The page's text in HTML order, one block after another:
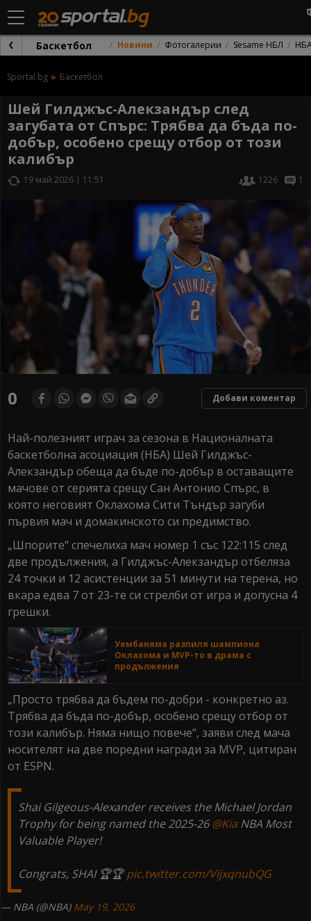
Баскетбол Новини Фотогалерии Sesame НБЛ
Sportal.bg Баскетбол
Шей Гилджъс-Алекзандър след
загубата от Спърс: Трябва да бъда по-
добър, особено срещу отбор от този
калибър
19 май 2026 | 11:51 1226 1
0 Добави коментар
Най-полезният играч за сезона в Националната
баскетболна асоциация (НБА) Шей Гилджъс-
Алекзандър обеща да бъде по-добър в оставащите
мачове от серията срещу Сан Антонио Спърс, в
която неговият Оклахома Сити Тъндър загуби
първия мач и домакинското си предимство.
„Шпорите“ спечелиха мач номер 1 със 122:115 след
две продължения, а Гилджъс-Алекзандър отбеляза
24 точки и 12 асистенции за 51 минути на терена, но
вкара едва 7 от 23-те си стрелби от игра и допусна 4
грешки.
Уембаняма разпиля шампиона
Оклахома и MVP-то в драма с
продължения
„Просто трябва да бъдем по-добри - конкретно аз.
Трябва да бъда по-добър, особено срещу отбор от
този калибър. Няма нищо повече“, заяви след мача
носителят на две поредни награди за MVP, цитиран
от ESPN.
Shai Gilgeous-Alexander receives the Michael Jordan
Trophy for being named the 2025-26 @Kia NBA Most
Valuable Player!
Congrats, SHAI 🏆🏆pic.twitter.com/VijxqnubQG
— NBA (@NBA) May 19, 2026